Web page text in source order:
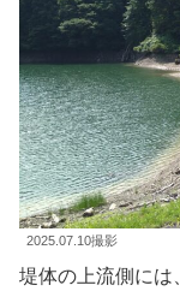
2025.07.10撮影
堤体の上流側には